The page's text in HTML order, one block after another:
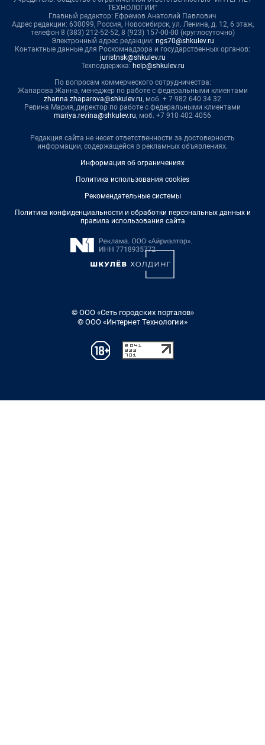
ТЕХНОЛОГИИ"
Главный редактор: Ефремов Анатолий Павлович
Адрес редакции: 630099, Россия, Новосибирск, ул. Ленина, д. 12, 6 этаж,
телефон 8 (383) 212-52-52, 8 (923) 157-00-00 (круглосуточно)
Электронный адрес редакции: ngs70@shkulev.ru
Контактные данные для Роскомнадзора и государственных органов:
juristnsk@shkulev.ru
Техподдержка: help@shkulev.ru
По вопросам коммерческого сотрудничества:
Жапарова Жанна, менеджер по работе с федеральными клиентами
zhanna.zhaparova@shkulev.ru, моб. + 7 982 640 34 32
Ревина Мария, директор по работе с федеральными клиентами
mariya.revina@shkulev.ru, моб. +7 910 402 4056
Редакция сайта не несет ответственности за достоверность
информации, содержащейся в рекламных объявлениях.
Информация об ограничениях
Политика использования cookies
Рекомендательные системы
Политика конфиденциальности и обработки персональных данных и
правила использования сайта
© ООО «Сеть городских порталов»
© ООО «Интернет Технологии»